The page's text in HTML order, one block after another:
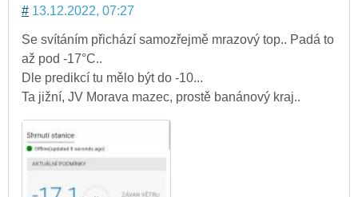
# 13.12.2022, 07:27
Se svítáním přichází samozřejmě mrazový top.. Padá to
až pod -17°C..
Dle predikcí tu mělo být do -10...
Ta jižní, JV Morava mazec, prostě banánový kraj..